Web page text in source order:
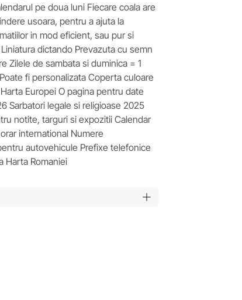
pe doua luni Fiecare coala are
usoara, pentru a ajuta la
in mod eficient, sau pur si
dictando Prevazuta cu semn
Zilele de sambata si duminica = 1
fi personalizata Coperta culoare
Europei O pagina pentru date
Sarbatori legale si religioase 2025
notite, targuri si expozitii Calendar
international Numere
autovehicule Prefixe telefonice
Harta Romaniei